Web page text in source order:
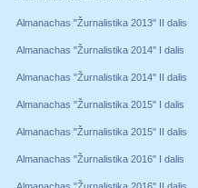
Almanachas "Žurnalistika 2013" II dalis
Almanachas "Žurnalistika 2014" I dalis
Almanachas "Žurnalistika 2014" II dalis
Almanachas "Žurnalistika 2015" I dalis
Almanachas "Žurnalistika 2015" II dalis
Almanachas "Žurnalistika 2016" I dalis